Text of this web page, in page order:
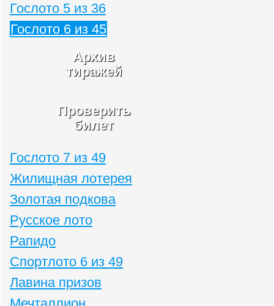
Гослото 5 из 36
Гослото 6 из 45
Архив
тиражей
Проверить
билет
Гослото 7 из 49
Жилищная лотерея
Золотая подкова
Русское лото
Рапидо
Спортлото 6 из 49
Лавина призов